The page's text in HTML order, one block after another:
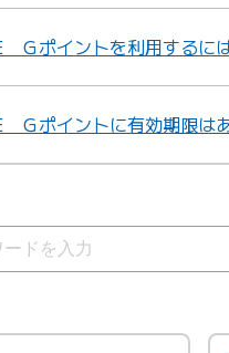
Ｇポイントを利用するに
Ｇポイントに有効期限は